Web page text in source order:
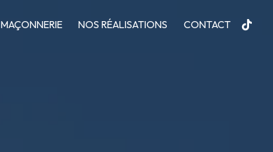
MAÇONNERIE NOS RÉALISATIONS CONTACT